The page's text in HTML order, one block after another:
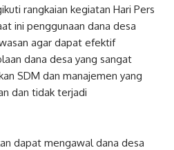
rangkaian kegiatan Hari Pers
ini penggunaan dana desa
agar dapat efektif
dana desa yang sangat
SDM dan manajemen yang
dan tidak terjadi
dapat mengawal dana desa